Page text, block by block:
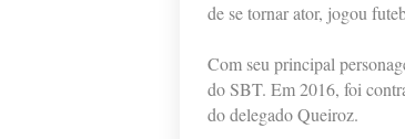
de se tornar ator, jogou
Com seu principal
do SBT. Em 2016, foi
do delegado Queiroz.